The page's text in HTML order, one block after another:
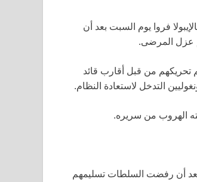
المدير الطبي للمرافق، لوكالة رويترز إن 18 مريضًا بالإيبولا فروا يوم السبت بعد أن
عزل المرضى.
من قبل أقارب قائد
التدخل لاستعادة النظام.
الهروب من سريره.
بعد أن رفضت السلطات تسليمهم